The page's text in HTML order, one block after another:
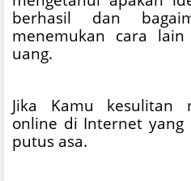
berhasil dan
menemukan cara
uang.
Jika Kamu kesulitan
online di Internet yang
putus asa.